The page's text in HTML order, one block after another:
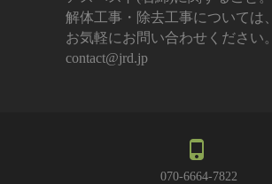
解体工事・除去工事については、
お気軽にお問い合わせください。
contact@jrd.jp
070-6664-7822